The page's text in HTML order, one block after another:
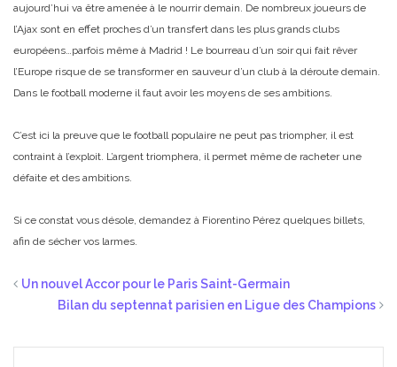
aujourd’hui va être amenée à le nourrir demain. De nombreux joueurs de
l’Ajax sont en effet proches d’un transfert dans les plus grands clubs
européens…parfois même à Madrid ! Le bourreau d’un soir qui fait rêver
l’Europe risque de se transformer en sauveur d’un club à la déroute demain.
Dans le football moderne il faut avoir les moyens de ses ambitions.
C’est ici la preuve que le football populaire ne peut pas triompher, il est
contraint à l’exploit. L’argent triomphera, il permet même de racheter une
défaite et des ambitions.
Si ce constat vous désole, demandez à Fiorentino Pérez quelques billets,
afin de sécher vos larmes.
Un nouvel Accor pour le Paris Saint-Germain
Bilan du septennat parisien en Ligue des Champions